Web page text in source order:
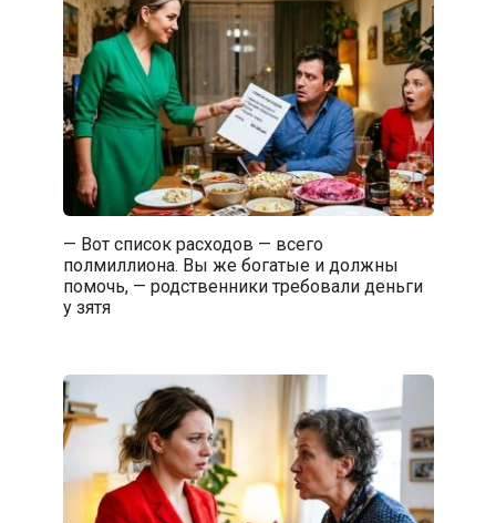
— Вот список расходов — всего
полмиллиона. Вы же богатые и должны
помочь, — родственники требовали деньги
у зятя